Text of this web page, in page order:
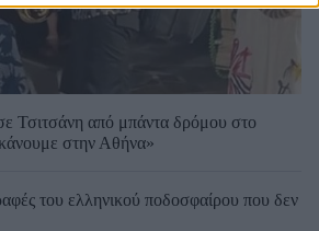
Τσιτσάνη από μπάντα δρόμου στο
στην Αθήνα»
του ελληνικού ποδοσφαίρου που δεν